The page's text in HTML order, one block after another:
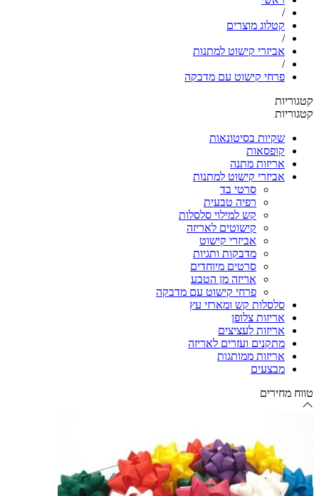
/
קטלוג מוצרים
/
אביזרי קישוט למתנות
/
פרחי קישוט עם מדבקה
קטגוריות
קטגוריות
שקיות בסיטונאות
קופסאות
אריזות מתנה
אביזרי קישוט למתנות
סרטי בד
רפיה טבעית
קש למילוי סלסלות
קישוטים לאריזה
אביזרי קישוט
מדבקות ותגיות
סרטים מיוחדים
אריזה מן הטבע
פרחי קישוט עם מדבקה
סלסלות קש ומארזי עץ
אריזות צלופן
אריזות לעציצים
מתקנים ועזרים לאריזה
אריזות ממותגות
מבצעים
טווח מחירים